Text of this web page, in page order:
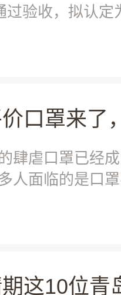
过验收，拟认
肆虐口罩已经
人面临的是口
这10位青